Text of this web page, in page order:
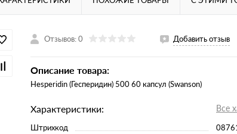
Отзывов: 0 Добавить отзыв
Описание товара:
Hesperidin (Гесперидин) 500 60 капсул (Swanson)
Характеристики: Все
Штрихкод